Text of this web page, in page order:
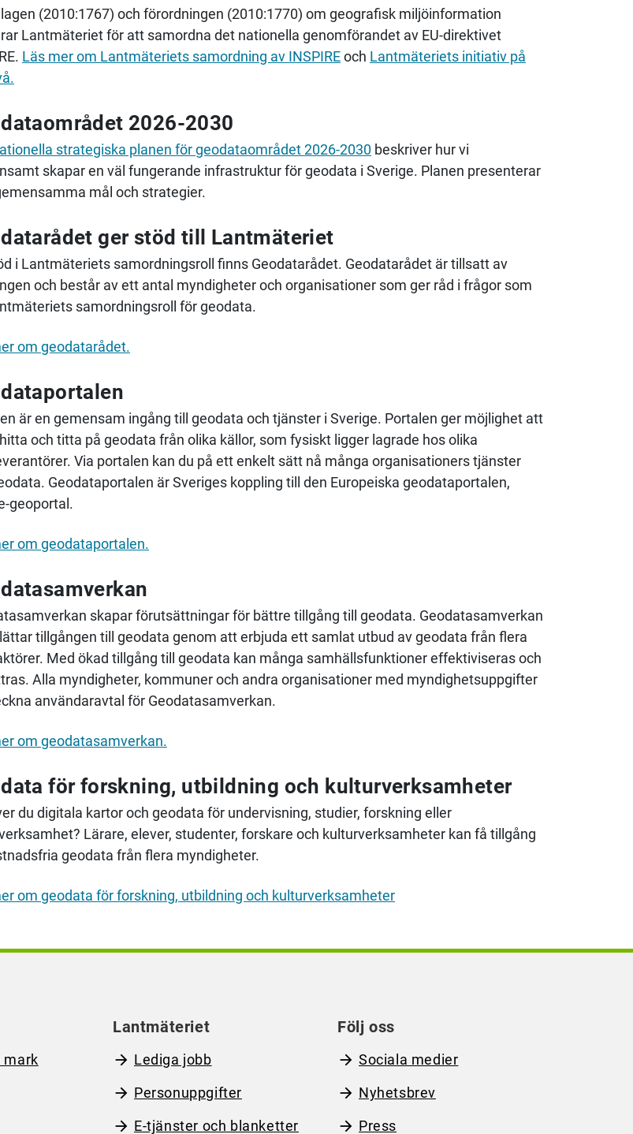
(2010:1767) och förordningen (2010:1770) om geografisk miljöinformation
Lantmäterietför att samordna det nationella genomförandet av EU-direktivet
Läs mer om Lantmäteriets samordning av INSPIREoch Lantmäteriets initiativ på
2026-2030
strategiska planen för geodataområdet 2026-2030 beskriver hur vi
skapar en väl fungerande infrastruktur för geodata i Sverige. Planen presenterar
mål och strategier.
ger stöd till Lantmäteriet
i Lantmäteriets samordningsroll finns Geodatarådet. Geodatarådet är tillsatt av
och består av ett antal myndigheter och organisationer som ger råd i frågor som
samordningsroll för geodata.
om geodatarådet.
är en gemensam ingång till geodata och tjänster i Sverige. Portalen ger möjlighet att
och titta på geodata från olika källor, som fysiskt ligger lagrade hos olika
Via portalen kan du på ett enkelt sätt nå många organisationers tjänster
Geodataportalen är Sveriges koppling till den Europeiska geodataportalen,
geoportal.
om geodataportalen.
skapar förutsättningar för bättre tillgång till geodata. Geodatasamverkan
tillgången till geodata genom att erbjuda ett samlat utbud av geodata från flera
Med ökad tillgång till geodata kan många samhällsfunktioner effektiviseras och
Alla myndigheter, kommuner och andra organisationer med myndighetsuppgifter
användaravtal för Geodatasamverkan.
om geodatasamverkan.
för forskning, utbildning och kulturverksamheter
du digitala kartor och geodata för undervisning, studier, forskning eller
Lärare, elever, studenter, forskare och kulturverksamheter kan få tillgång
geodata från flera myndigheter.
om geodata för forskning, utbildning och kulturverksamheter
mark
Lantmäteriet
Lediga jobb
Personuppgifter
E-tjänster och blanketter
Följ oss
Sociala medier
Nyhetsbrev
Press